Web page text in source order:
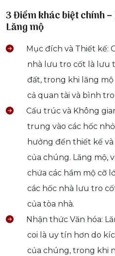
3 Điểm khác biệt chính
Lăng mộ
Mục đích và Thiết kế:
nhà lưu tro cốt là lưu
đất, trong khi lăng
cả quan tài và bình
Cấu trúc và Không
trung vào các hốc
hưởng đến thiết kế
của chúng. Lăng mộ,
chứa các hầm mộ cỡ
các hốc nhà lưu tro
của tòa nhà.
Nhận thức Văn hóa:
coi là uy tín hơn do
của chúng, trong khi